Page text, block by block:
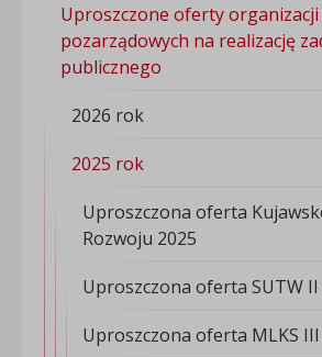
Uproszczone oferty organizacji
pozarządowych na realizację
publicznego
2026 rok
2025 rok
Uproszczona oferta
Rozwoju 2025
Uproszczona oferta SUTW II
Uproszczona oferta MLKS III